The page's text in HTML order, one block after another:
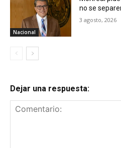
Nacional
no se
3 agosto, 2026
Dejar una respuesta: